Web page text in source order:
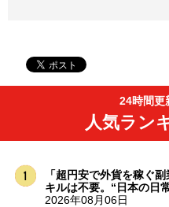
24時間更
人気ラン
「超円安で外貨を稼ぐ
キルは不要。“日本の日
2026年08月06日